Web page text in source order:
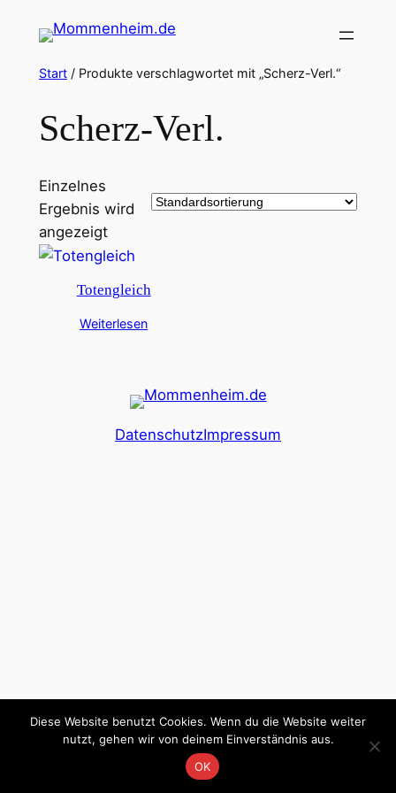
Inhalt
springen
Start/ Produkte verschlagwortet mit „Scherz-Verl.“
Scherz-Verl.
Einzelnes
Ergebnis wird
angezeigt
Totengleich
Weiterlesen
DatenschutzImpressum
Diese Website benutzt Cookies. Wenn du die Website weiter
nutzt, gehen wir von deinem Einverständnis aus.
OK